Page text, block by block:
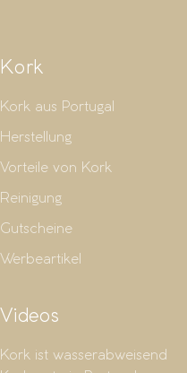
Kork
Kork aus Portugal
Herstellung
Vorteile von Kork
Reinigung
Gutscheine
Werbeartikel
Videos
Kork ist wasserabweisend